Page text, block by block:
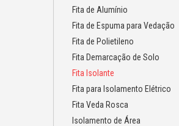
Fita de Alumínio
Fita de Espuma para Vedação
Fita de Polietileno
Fita Demarcação de Solo
Fita Isolante
Fita para Isolamento Elétrico
Fita Veda Rosca
Isolamento de Área